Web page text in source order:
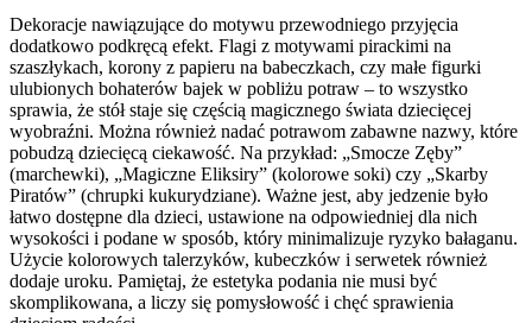
Dekoracje nawiązujące do motywu przewodniego przyjęcia
dodatkowo podkręcą efekt. Flagi z motywami pirackimi na
szaszłykach, korony z papieru na babeczkach, czy małe figurki
ulubionych bohaterów bajek w pobliżu potraw – to wszystko
sprawia, że stół staje się częścią magicznego świata dziecięcej
wyobraźni. Można również nadać potrawom zabawne nazwy, które
pobudzą dziecięcą ciekawość. Na przykład: „Smocze Zęby”
(marchewki), „Magiczne Eliksiry” (kolorowe soki) czy „Skarby
Piratów” (chrupki kukurydziane). Ważne jest, aby jedzenie było
łatwo dostępne dla dzieci, ustawione na odpowiedniej dla nich
wysokości i podane w sposób, który minimalizuje ryzyko bałaganu.
Użycie kolorowych talerzyków, kubeczków i serwetek również
dodaje uroku. Pamiętaj, że estetyka podania nie musi być
skomplikowana, a liczy się pomysłowość i chęć sprawienia